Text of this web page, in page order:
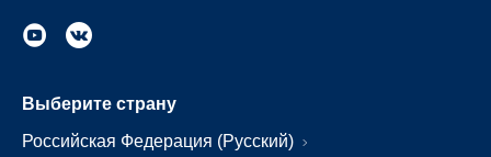
Выберите страну
Российская Федерация (Русский)